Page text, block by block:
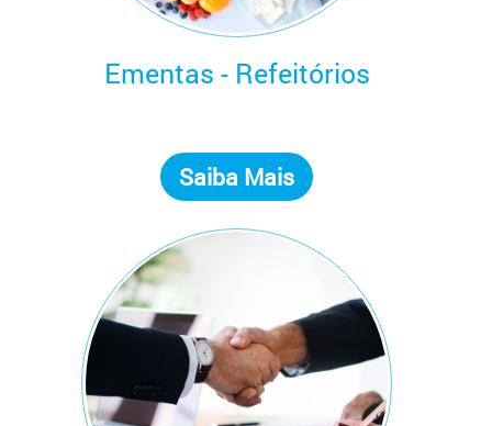
Ementas - Refeitórios
Saiba Mais